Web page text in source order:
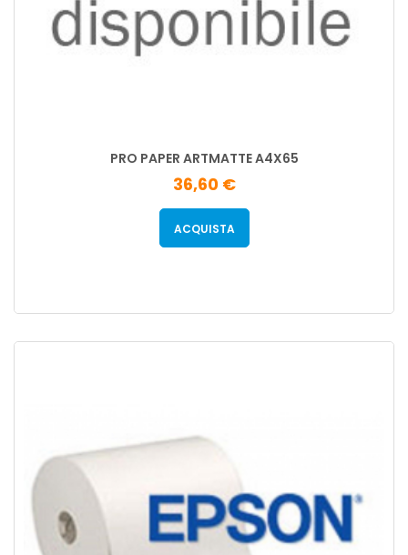
PRO PAPER ARTMATTE A4X65
36,60 €
ACQUISTA